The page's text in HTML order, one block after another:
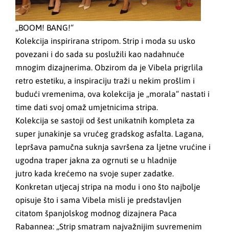
„BOOM! BANG!“
Kolekcija inspirirana stripom. Strip i moda su usko
povezani i do sada su poslužili kao nadahnuće
mnogim dizajnerima. Obzirom da je Vibela prigrlila
retro estetiku, a inspiraciju traži u nekim prošlim i
budući vremenima, ova kolekcija je „morala“ nastati i
time dati svoj omaž umjetnicima stripa.
Kolekcija se sastoji od šest unikatnih kompleta za
super junakinje sa vrućeg gradskog asfalta. Lagana,
lepršava pamučna suknja savršena za ljetne vrućine i
ugodna traper jakna za ogrnuti se u hladnije
jutro kada krećemo na svoje super zadatke.
Konkretan utjecaj stripa na modu i ono što najbolje
opisuje što i sama Vibela misli je predstavljen
citatom španjolskog modnog dizajnera Paca
Rabannea: „Strip smatram najvažnijim suvremenim